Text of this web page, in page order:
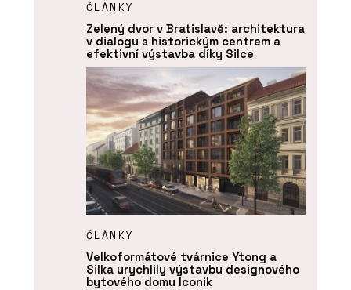
ČLÁNKY
Zelený dvor v Bratislavě: architektura
v dialogu s historickým centrem a
efektivní výstavba díky Silce
ČLÁNKY
Velkoformátové tvárnice Ytong a
Silka urychlily výstavbu designového
bytového domu Iconik